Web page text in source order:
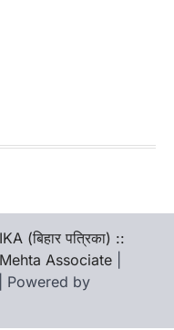
(बिहार पत्रिका) ::
Mehta Associate
| Powered by